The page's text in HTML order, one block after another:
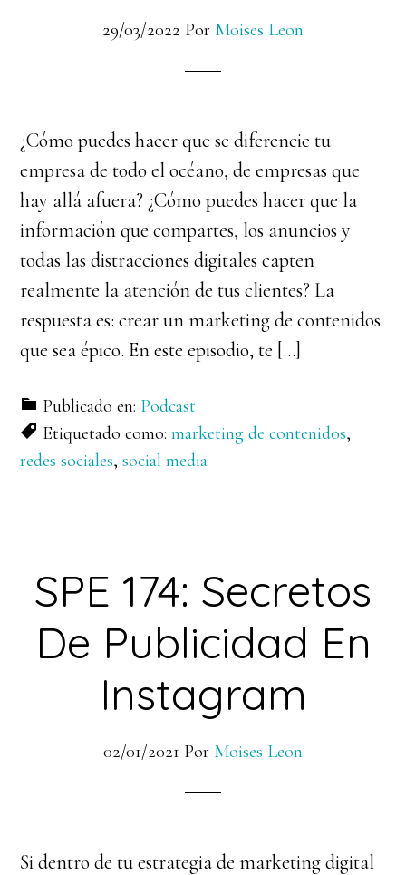
29/03/2022 Por Moises Leon
¿Cómo puedes hacer que se diferencie tu
empresa de todo el océano, de empresas que
hay allá afuera? ¿Cómo puedes hacer que la
información que compartes, los anuncios y
todas las distracciones digitales capten
realmente la atención de tus clientes? La
respuesta es: crear un marketing de contenidos
que sea épico. En este episodio, te […]
Publicado en: Podcast
Etiquetado como:marketing de contenidos,
redes sociales,social media
SPE 174: Secretos
De Publicidad En
Instagram
02/01/2021 Por Moises Leon
Si dentro de tu estrategia de marketing digital